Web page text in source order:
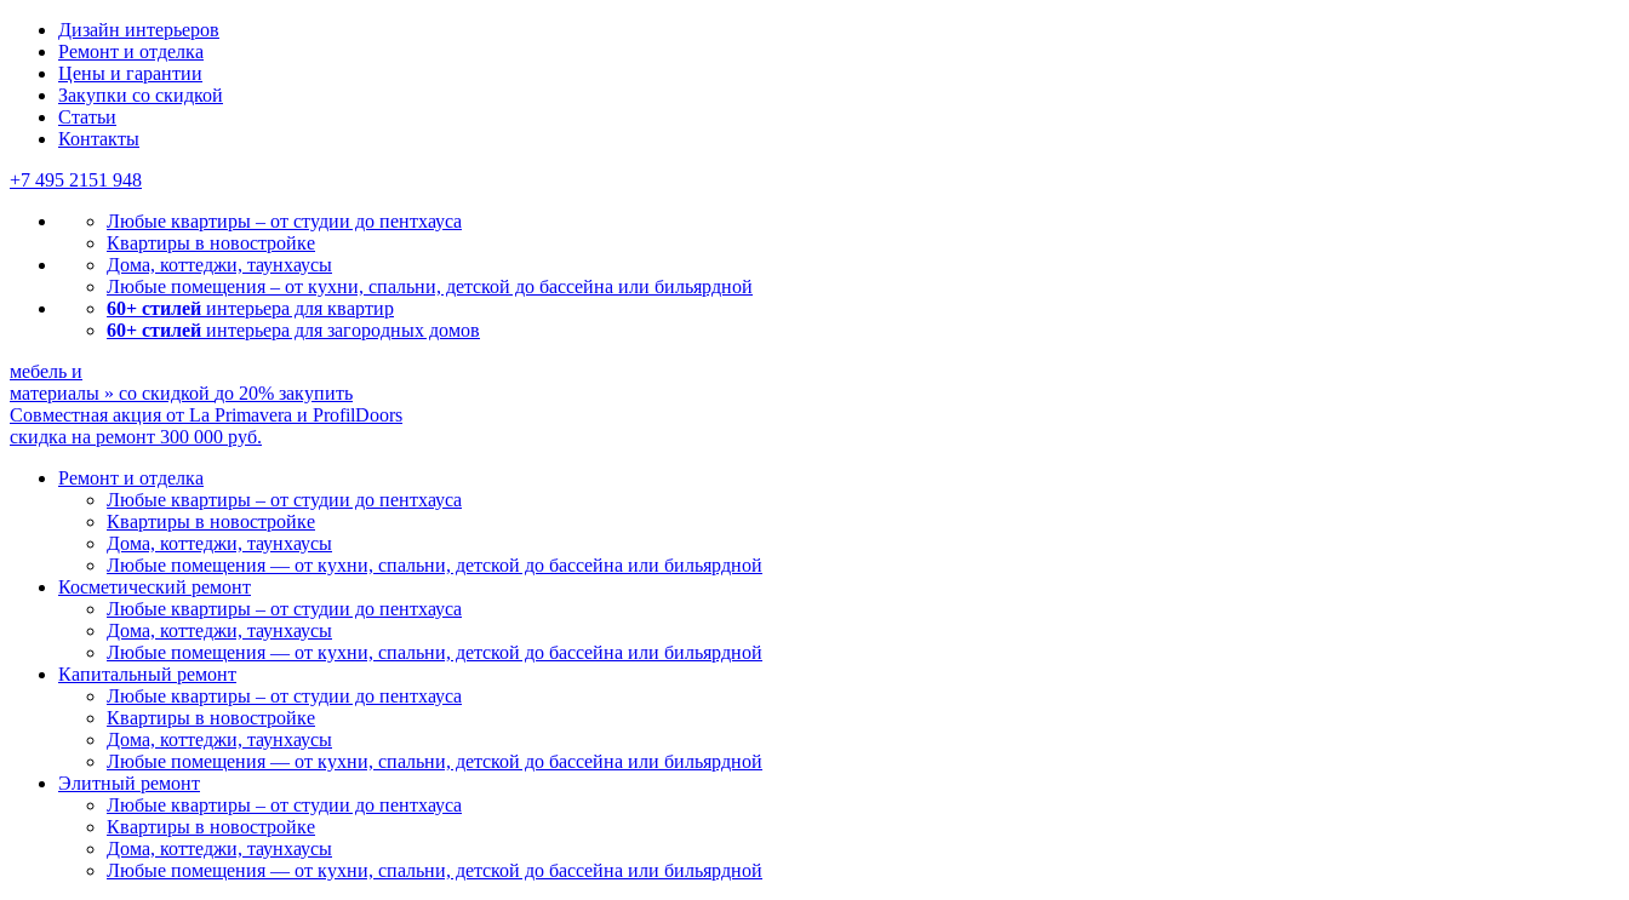
Дизайн интерьеров
Ремонт и отделка
Цены и гарантии
Закупки со скидкой
Статьи
Контакты
+7 495 2151 948
Любые квартиры – от студии до пентхауса
Квартиры в новостройке
Дома, коттеджи, таунхаусы
Любые помещения – от кухни, спальни, детской до бассейна или бильярдной
60+ стилей интерьера для квартир
60+ стилей интерьера для загородных домов
мебель и
материалы » со скидкой до 20% закупить
Совместная акция от La Primavera и ProfilDoors
скидка на ремонт 300 000 руб.
Ремонт и отделка
Любые квартиры – от студии до пентхауса
Квартиры в новостройке
Дома, коттеджи, таунхаусы
Любые помещения — от кухни, спальни, детской до бассейна или бильярдной
Косметический ремонт
Любые квартиры – от студии до пентхауса
Дома, коттеджи, таунхаусы
Любые помещения — от кухни, спальни, детской до бассейна или бильярдной
Капитальный ремонт
Любые квартиры – от студии до пентхауса
Квартиры в новостройке
Дома, коттеджи, таунхаусы
Любые помещения — от кухни, спальни, детской до бассейна или бильярдной
Элитный ремонт
Любые квартиры – от студии до пентхауса
Квартиры в новостройке
Дома, коттеджи, таунхаусы
Любые помещения — от кухни, спальни, детской до бассейна или бильярдной